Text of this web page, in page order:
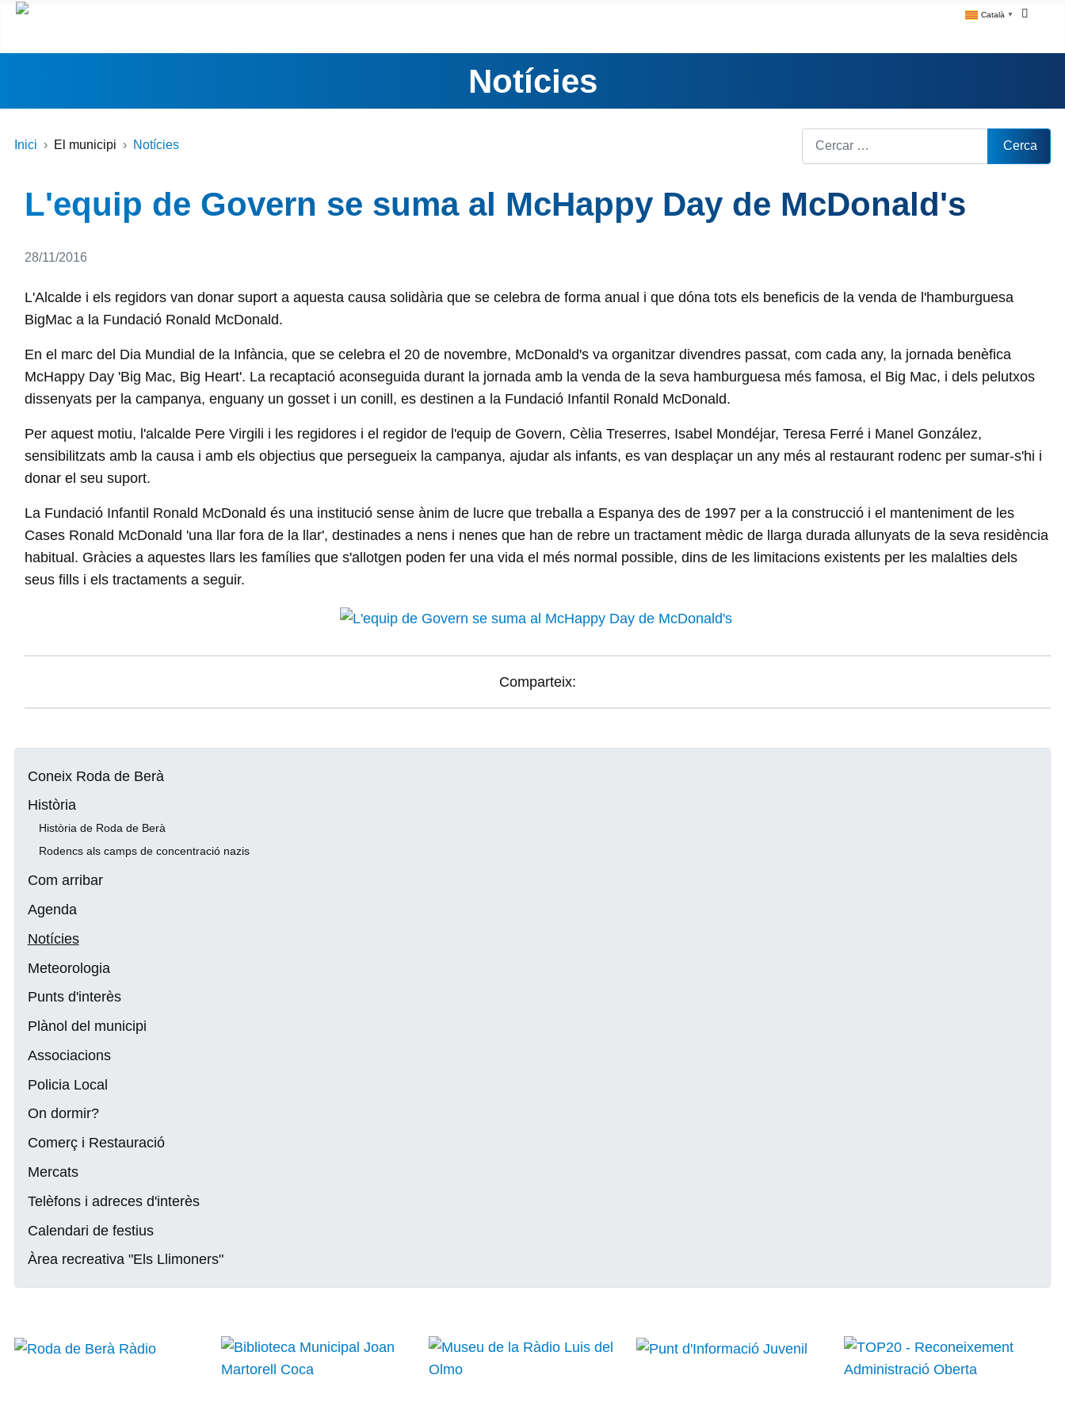
Català ▼
Notícies
Inici El municipi Notícies Cerca Cerca
Coneix Roda de Berà
Història
Història de Roda de Berà
Rodencs als camps de concentració nazis
Com arribar
Agenda
Notícies
Meteorologia
Punts d'interès
Plànol del municipi
Associacions
Policia Local
On dormir?
Comerç i Restauració
Mercats
Telèfons i adreces d'interès
Calendari de festius
Àrea recreativa "Els Llimoners"
L'equip de Govern se suma al McHappy Day de McDonald's
Detalls
28/11/2016
L'Alcalde i els regidors van donar suport a aquesta causa solidària que se celebra de forma anual i que dóna tots els beneficis de la venda de l'hamburguesa
BigMac a la Fundació Ronald McDonald.
En el marc del Dia Mundial de la Infància, que se celebra el 20 de novembre, McDonald's va organitzar divendres passat, com cada any, la jornada benèfica
McHappy Day 'Big Mac, Big Heart'. La recaptació aconseguida durant la jornada amb la venda de la seva hamburguesa més famosa, el Big Mac, i dels pelutxos
dissenyats per la campanya, enguany un gosset i un conill, es destinen a la Fundació Infantil Ronald McDonald.
Per aquest motiu, l'alcalde Pere Virgili i les regidores i el regidor de l'equip de Govern, Cèlia Treserres, Isabel Mondéjar, Teresa Ferré i Manel González,
sensibilitzats amb la causa i amb els objectius que persegueix la campanya, ajudar als infants, es van desplaçar un any més al restaurant rodenc per sumar-s'hi i
donar el seu suport.
La Fundació Infantil Ronald McDonald és una institució sense ànim de lucre que treballa a Espanya des de 1997 per a la construcció i el manteniment de les
Cases Ronald McDonald 'una llar fora de la llar', destinades a nens i nenes que han de rebre un tractament mèdic de llarga durada allunyats de la seva residència
habitual. Gràcies a aquestes llars les famílies que s'allotgen poden fer una vida el més normal possible, dins de les limitacions existents per les malalties dels
seus fills i els tractaments a seguir.
Comparteix: